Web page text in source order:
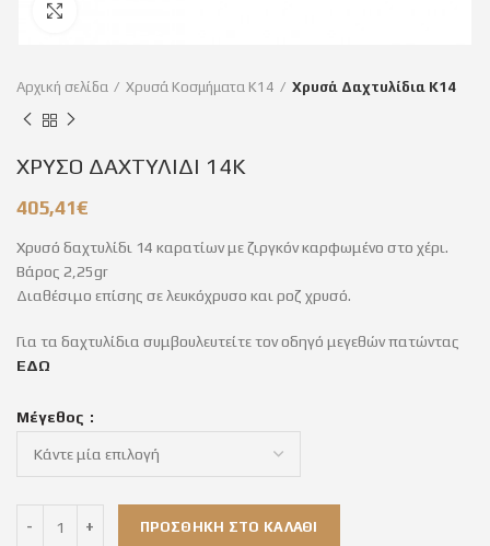
Αρχική σελίδα Χρυσά Κοσμήματα Κ14 Χρυσά Δαχτυλίδια Κ14
ΧΡΥΣΟ ΔΑΧΤΥΛΙΔΙ 14Κ
405,41€
Χρυσό δαχτυλίδι 14 καρατίων με ζιργκόν καρφωμένο στο χέρι.
Βάρος 2,25gr
Διαθέσιμο επίσης σε λευκόχρυσο και ροζ χρυσό.
Για τα δαχτυλίδια συμβουλευτείτε τον οδηγό μεγεθών πατώντας
ΕΔΩ
Μέγεθος
ΠΡΟΣΘΉΚΗ ΣΤΟ ΚΑΛΆΘΙ